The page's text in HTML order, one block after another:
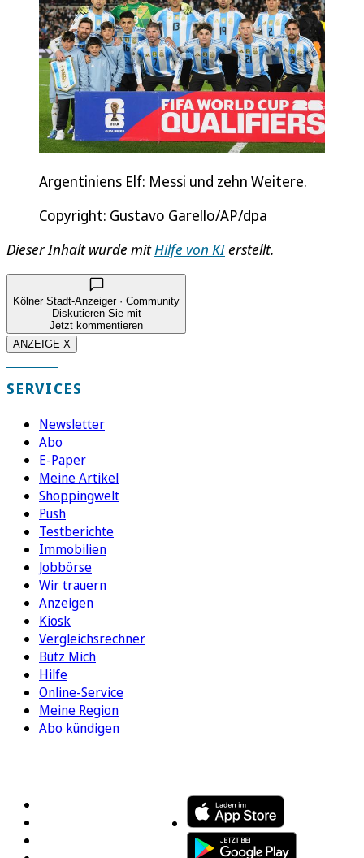
Argentiniens Elf: Messi und zehn Weitere.
Copyright: Gustavo Garello/AP/dpa
Dieser Inhalt wurde mitHilfe von KIerstellt.
Kölner Stadt-Anzeiger · Community
Diskutieren Sie mit
Jetzt kommentieren
ANZEIGE X
SERVICES
Newsletter
Abo
E-Paper
Meine Artikel
Shoppingwelt
Push
Testberichte
Immobilien
Jobbörse
Wir trauern
Anzeigen
Kiosk
Vergleichsrechner
Bütz Mich
Hilfe
Online-Service
Meine Region
Abo kündigen